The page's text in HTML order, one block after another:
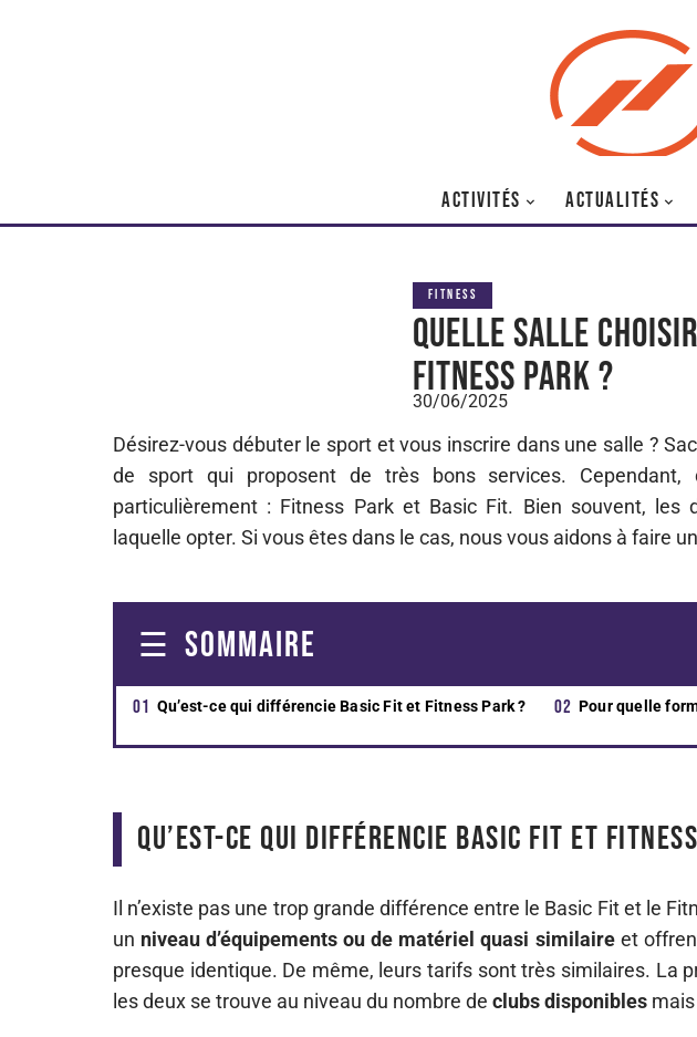
ACTIVITÉS ACTUALITÉS
FITNESS
Quelle salle
Fitness Park ?
30/06/2025
Désirez-vous débuter le sport et vous inscrire dans une salle ?
de sport qui proposent de très bons services. Cependant,
particulièrement : Fitness Park et Basic Fit. Bien souvent, les
laquelle opter. Si vous êtes dans le cas, nous vous aidons à faire
SOMMAIRE
Qu’est-ce qui différencie Basic Fit et Fitness Park ? Pour quelle
Qu’est-ce qui différencie Basic Fit et
Il n’existe pas une trop grande différence entre le Basic Fit et le
un niveau d’équipements ou de matériel quasi similaireet
presque identique. De même, leurs tarifs sont très similaires. La
les deux se trouve au niveau du nombre de clubs disponibles